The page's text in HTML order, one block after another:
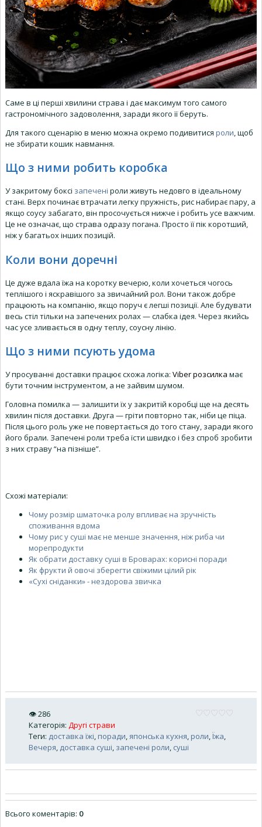
Саме в ці перші хвилини страва і дає максимум того самого
гастрономічного задоволення, заради якого її беруть.
Для такого сценарію в меню можна окремо подивитися роли, щоб
не збирати кошик навмання.
Що з ними робить коробка
У закритому боксі запечені роли живуть недовго в ідеальному
стані. Верх починає втрачати легку пружність, рис набирає пару, а
якщо соусу забагато, він просочується нижче і робить усе важчим.
Це не означає, що страва одразу погана. Просто її пік коротший,
ніж у багатьох інших позицій.
Коли вони доречні
Це дуже вдала їжа на коротку вечерю, коли хочеться чогось
теплішого і яскравішого за звичайний рол. Вони також добре
працюють на компанію, якщо поруч є легші позиції. Але будувати
весь стіл тільки на запечених ролах — слабка ідея. Через якийсь
час усе зливається в одну теплу, соусну лінію.
Що з ними псують удома
У просуванні доставки працює схожа логіка: Viber розсилка має
бути точним інструментом, а не зайвим шумом.
Головна помилка — залишити їх у закритій коробці ще на десять
хвилин після доставки. Друга — гріти повторно так, ніби це піца.
Після цього роль уже не повертається до того стану, заради якого
його брали. Запечені роли треба їсти швидко і без спроб зробити
з них страву “на пізніше”.
Схожі матеріали:
Чому розмір шматочка ролу впливає на зручність
споживання вдома
Чому рис у суші має не менше значення, ніж риба чи
морепродукти
Як обрати доставку суші в Броварах: корисні поради
Як фрукти й овочі зберегти свіжими цілий рік
«Сухі сніданки» - нездорова звичка
👁286
Категорія: Другі страви
Теги: доставка їжі, поради,японська кухня, роли,Їжа,
Вечеря, доставка суші, запечені роли, суші
Всього коментарів: 0